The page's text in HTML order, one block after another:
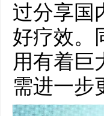
过分享国
好疗效。
用有着巨
需进一步